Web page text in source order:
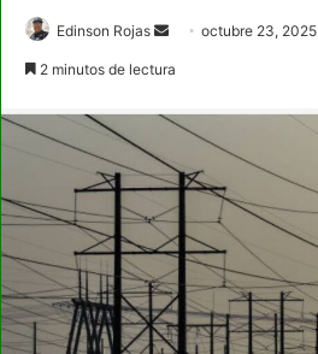
Edinson Rojas
Sendoctubre 23, 2025
2 minutos de lectura